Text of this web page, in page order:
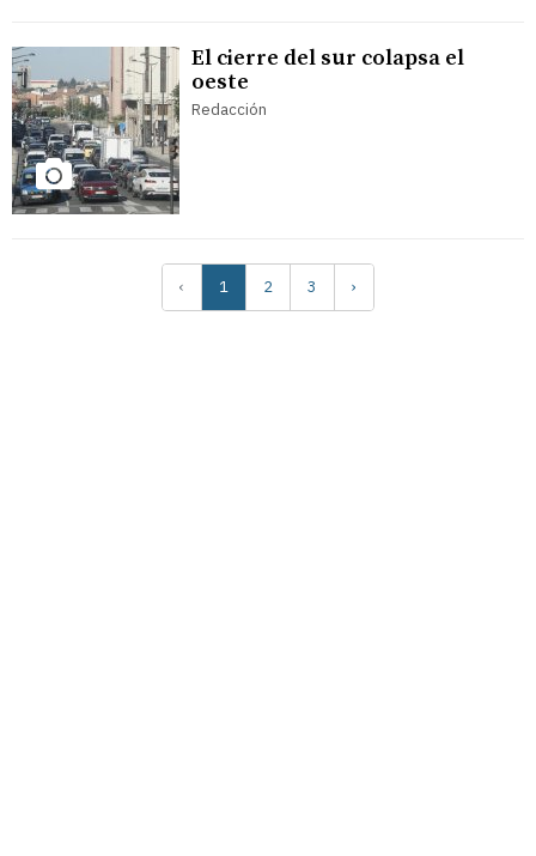
El cierre del sur colapsa el
oeste
Redacción
‹ 1 2 3 ›